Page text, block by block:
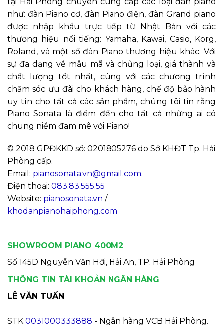
như: đàn Piano cơ, đàn Piano điện, đàn Grand piano
được nhập khẩu trực tiếp từ Nhật Bản với các
thương hiệu nổi tiếng: Yamaha, Kawai, Casio, Korg,
Roland, và một số đàn Piano thương hiệu khác. Với
sự đa dạng về mẫu mã và chủng loại, giá thành và
chất lượng tốt nhất, cùng với các chương trình
chăm sóc ưu đãi cho khách hàng, chế độ bảo hành
uy tín cho tất cả các sản phẩm, chúng tôi tin rằng
Piano Sonata là điểm đến cho tất cả những ai có
chung niềm đam mê với Piano!
© 2018 GPĐKKD số: 0201805276 do Sở KHĐT Tp. Hải
Phòng cấp.
Email: pianosonata.vn@gmail.com.
Điện thoại: 083.83.555.55
Website: pianosonata.vn /
khodanpianohaiphong.com
SHOWROOM PIANO 400M2
Số 145D Nguyễn Văn Hới, Hải An, TP. Hải Phòng
THÔNG TIN TÀI KHOẢN NGÂN HÀNG
LÊ VĂN TUẤN
STK 0031000333888 - Ngân hàng VCB Hải Phòng.